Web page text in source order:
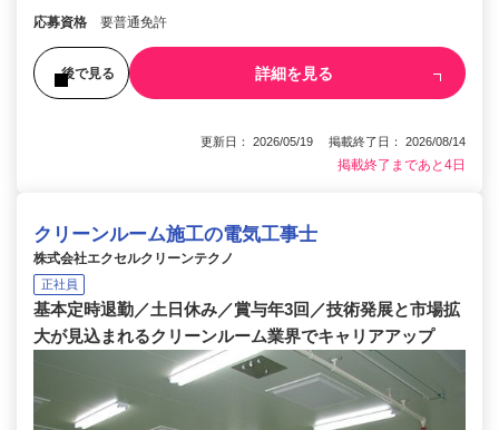
応募資格 要普通免許
後で見る 詳細を見る
更新日： 2026/05/19 掲載終了日： 2026/08/14
掲載終了まであと4日
クリーンルーム施工の電気工事士
株式会社エクセルクリーンテクノ
正社員
基本定時退勤／土日休み／賞与年3回／技術発展と市場拡
大が見込まれるクリーンルーム業界でキャリアアップ